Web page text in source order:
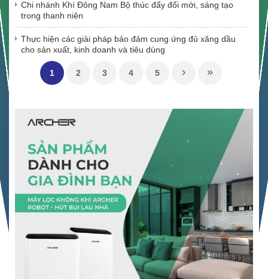
Chi nhánh Khí Đông Nam Bộ thúc đẩy đổi mới, sáng tạo
trong thanh niên
Thực hiện các giải pháp bảo đảm cung ứng đủ xăng dầu
cho sản xuất, kinh doanh và tiêu dùng
1 2 3 4 5